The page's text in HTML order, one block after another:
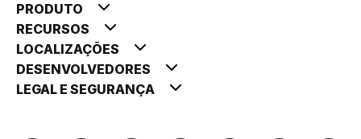
PRODUTO
RECURSOS
LOCALIZAÇÕES
DESENVOLVEDORES
LEGAL E SEGURANÇA